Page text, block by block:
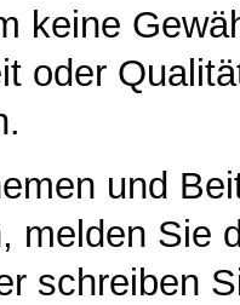
keine
oder
und
melden Sie
schreiben